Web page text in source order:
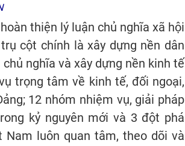
thiện lý luận chủ nghĩa xã hội
cột chính là xây dựng nền dân
nghĩa và xây dựng nền kinh tế
trọng tâm về kinh tế, đối ngoại,
12 nhóm nhiệm vụ, giải pháp
kỷ nguyên mới và 3 đột phá
luôn quan tâm, theo dõi và